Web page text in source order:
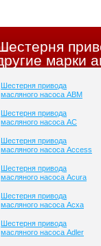
марки
Шестерня привода
масляного насоса ABM
Шестерня привода
масляного насоса AC
Шестерня привода
масляного насоса Access
Шестерня привода
масляного насоса Acura
Шестерня привода
масляного насоса Acxa
Шестерня привода
масляного насоса Adler